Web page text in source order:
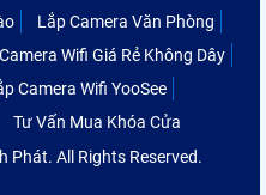
Lắp Camera Văn Phòng
Wifi Giá Rẻ Không Dây
Camera Wifi YooSee
Tư Vấn Mua Khóa Cửa
Phát. All Rights Reserved.